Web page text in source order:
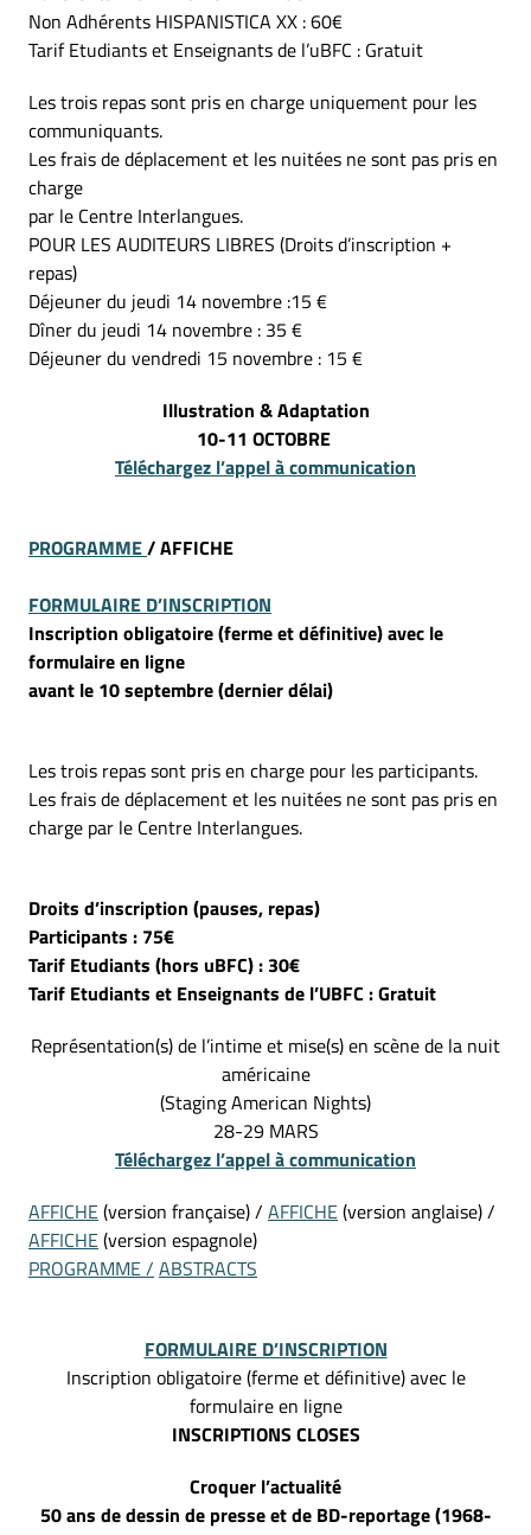
Non Adhérents HISPANISTICA XX : 60€
Tarif Etudiants et Enseignants de l’uBFC : Gratuit
Les trois repas sont pris en charge uniquement pour les
communiquants.
Les frais de déplacement et les nuitées ne sont pas pris en
charge
par le Centre Interlangues.
POUR LES AUDITEURS LIBRES (Droits d’inscription +
repas)
Déjeuner du jeudi 14 novembre :15 €
Dîner du jeudi 14 novembre : 35 €
Déjeuner du vendredi 15 novembre : 15 €
Illustration & Adaptation
10-11 OCTOBRE
Téléchargez l’appel à communication
PROGRAMME/ AFFICHE
FORMULAIRE D’INSCRIPTION
Inscription obligatoire (ferme et définitive) avec le
formulaire en ligne
avant le 10 septembre (dernier délai)
Les trois repas sont pris en charge pour les participants.
Les frais de déplacement et les nuitées ne sont pas pris en
charge par le Centre Interlangues.
Droits d’inscription (pauses, repas)
Participants : 75€
Tarif Etudiants (hors uBFC) : 30€
Tarif Etudiants et Enseignants de l’UBFC : Gratuit
Représentation(s) de l’intime et mise(s) en scène de la nuit
américaine
(Staging American Nights)
28-29 MARS
Téléchargez l’appel à communication
AFFICHE (version française) / AFFICHE (version anglaise) /
AFFICHE (version espagnole)
PROGRAMME / ABSTRACTS
FORMULAIRE D’INSCRIPTION
Inscription obligatoire (ferme et définitive) avec le
formulaire en ligne
INSCRIPTIONS CLOSES
Croquer l’actualité
50 ans de dessin de presse et de BD-reportage (1968-